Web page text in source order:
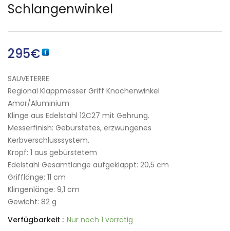
Schlangenwinkel
295€
SAUVETERRE
Regional Klappmesser Griff Knochenwinkel
Amor/Aluminium
Klinge aus Edelstahl 12C27 mit Gehrung.
Messerfinish: Gebürstetes, erzwungenes
Kerbverschlusssystem.
Kropf: 1 aus gebürstetem
Edelstahl Gesamtlänge aufgeklappt: 20,5 cm
Grifflänge: 11 cm
Klingenlänge: 9,1 cm
Gewicht: 82 g
Verfügbarkeit : Nur noch 1 vorrätig